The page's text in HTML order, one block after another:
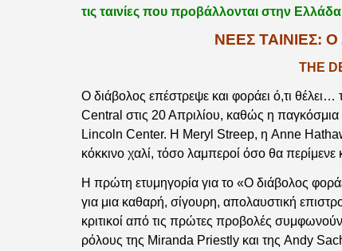
τις ταινίες που προβάλλονται στην
ΝΈΕΣ ΤΑΙΝΊΕΣ:
THE
Ο διάβολος επέστρεψε και φοράει ό,τι
Central στις 20 Απριλίου, καθώς η
Lincoln Center. Η Meryl Streep, η Anne
κόκκινο χαλί, τόσο λαμπεροί όσο θα περίμενε
Η πρώτη ετυμηγορία για το «Ο διάβολος
για μια καθαρή, σίγουρη, απολαυστική
κριτικοί από τις πρώτες προβολές
ρόλους της Miranda Priestly και της Andy